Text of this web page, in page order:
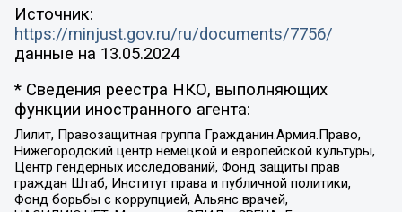
Источник:
https://minjust.gov.ru/ru/documents/7756/
данные на 13.05.2024
* Сведения реестра НКО, выполняющих
функции иностранного агента:
Лилит, Правозащитная группа Гражданин.Армия.Право,
Нижегородский центр немецкой и европейской культуры,
Центр гендерных исследований, Фонд защиты прав
граждан Штаб, Институт права и публичной политики,
Фонд борьбы с коррупцией, Альянс врачей,